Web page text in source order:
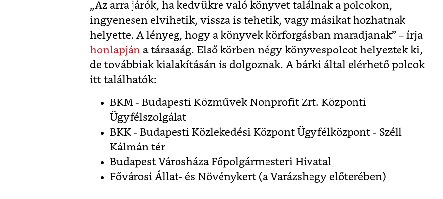
„Az arra járók, ha kedvükre való könyvet találnak a polcokon,
ingyenesen elvihetik, vissza is tehetik, vagy másikat hozhatnak
helyette. A lényeg, hogy a könyvek körforgásban maradjanak” – írja
honlapján a társaság. Első körben négy könyvespolcot helyeztek ki,
de továbbiak kialakításán is dolgoznak. A bárki által elérhető polcok
itt találhatók:
BKM - Budapesti Közművek Nonprofit Zrt. Központi
Ügyfélszolgálat
BKK - Budapesti Közlekedési Központ Ügyfélközpont - Széll
Kálmán tér
Budapest Városháza Főpolgármesteri Hivatal
Fővárosi Állat- és Növénykert (a Varázshegy előterében)